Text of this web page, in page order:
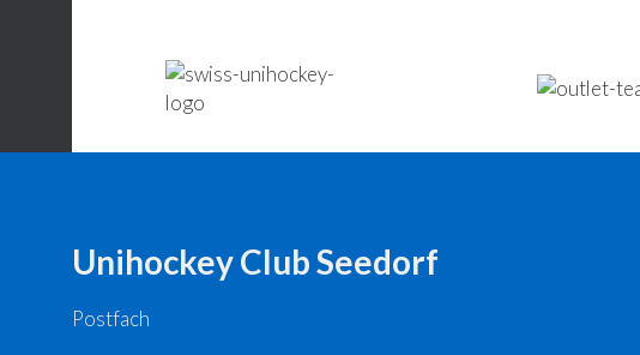
Unihockey Club Seedorf
Postfach